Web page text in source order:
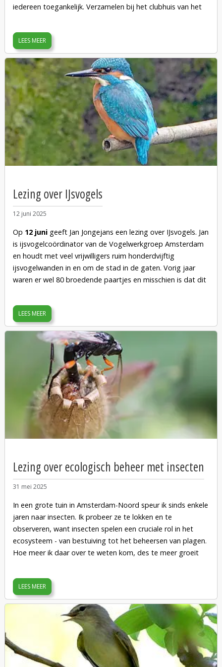
iedereen toegankelijk. Verzamelen bij het clubhuis van het
LEES MEER
Lezing over IJsvogels
12 juni 2025
Op 12 juni geeft Jan Jongejans een lezing over IJsvogels. Jan
is ijsvogelcoördinator van de Vogelwerkgroep Amsterdam
en houdt met veel vrijwilligers ruim honderdvijftig
ijsvogelwanden in en om de stad in de gaten. Vorig jaar
waren er wel 80 broedende paartjes en misschien is dat dit
mild. De ijsvogel doet het heel goed in Amsterdam.
Wil je meer te weten komen over dit juweeltje dat je soms
zelf hier in de buurt kunt zien, kom dan op
donderdagavond 12 juni om 20:00 uur naar de kantine
van Tuinpark de Bongerd, Kadoelenpad 21 in
Amsterdam.Inloop vanaf 19:30 uur. Zijn lezing duurt
ongeveer 1 - 1,5 uur.
De entree is gratis, maar wel graag eerst aanmelden via de
mail shreyas_de_jong@hotmail.com. (Dan weten we
hoeveel mensen er komen.)
LEES MEER
Lezing over ecologisch beheer met insecten
31 mei 2025
In een grote tuin in Amsterdam-Noord speur ik sinds enkele
jaren naar insecten. Ik probeer ze te lokken en te
observeren, want insecten spelen een cruciale rol in het
ecosysteem - van bestuiving tot het beheersen van plagen.
Hoe meer ik daar over te weten kom, des te meer groeit
meer inheemse planten laten staan of zelf te kweken en
geen gif gebruiken) helpt om een gezonde balans te
creëren in je tuin en verschillende soorten vliegen, wantsen,
libellen, sprinkhanen, kevers en vooral wespen kunt
aantrekken, die onze concurrenten in toom proberen te
De lezing duurt tussen 45 en 60 minuten. Daarna wandel ik
LEES MEER